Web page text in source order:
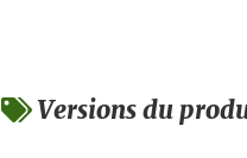
Versions du